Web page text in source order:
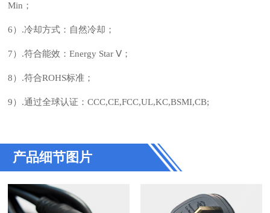
Min；
6）.冷却方式：自然冷却；
7）.符合能效：Energy Star Ⅴ；
8）.符合ROHS标准；
9）.通过全球认证：CCC,CE,FCC,UL,KC,BSMI,CB;
产品细节图片